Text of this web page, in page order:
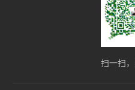
扫一扫